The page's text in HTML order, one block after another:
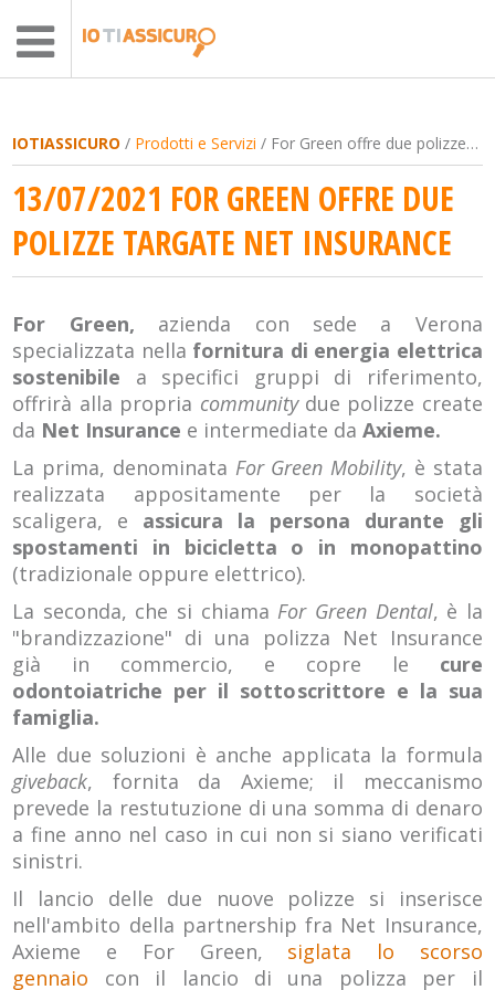
IOTIASSICURO / Prodotti e Servizi / For Green offre due polizze targate Net Insurance
13/07/2021 FOR GREEN OFFRE DUE
POLIZZE TARGATE NET INSURANCE
For Green, azienda con sede a Verona
specializzata nella fornitura di energia elettrica
sostenibile a specifici gruppi di riferimento,
offrirà alla propria community due polizze create
da Net Insurance e intermediate daAxieme.
La prima, denominata For Green Mobility, è stata
realizzata appositamente per la società
scaligera, e assicura la persona durante gli
spostamenti in bicicletta o in monopattino
(tradizionale oppure elettrico).
La seconda, che si chiama For Green Dental, è la
"brandizzazione" di una polizza Net Insurance
già in commercio, e copre le cure
odontoiatriche per il sottoscrittore e la sua
famiglia.
Alle due soluzioni è anche applicata la formula
giveback, fornita da Axieme; il meccanismo
prevede la restutuzione di una somma di denaro
a fine anno nel caso in cui non si siano verificati
sinistri.
Il lancio delle due nuove polizze si inserisce
nell'ambito della partnership fra Net Insurance,
Axieme e For Green, siglata lo scorso
gennaio con il lancio di una polizza per il